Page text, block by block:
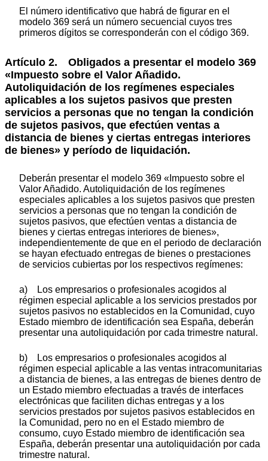
El número identificativo que habrá de figurar en el
modelo 369 será un número secuencial cuyos tres
primeros dígitos se corresponderán con el código 369.
Artículo 2. Obligados a presentar el modelo 369
«Impuesto sobre el Valor Añadido.
Autoliquidación de los regímenes especiales
aplicables a los sujetos pasivos que presten
servicios a personas que no tengan la condición
de sujetos pasivos, que efectúen ventas a
distancia de bienes y ciertas entregas interiores
de bienes» y período de liquidación.
Deberán presentar el modelo 369 «Impuesto sobre el
Valor Añadido. Autoliquidación de los regímenes
especiales aplicables a los sujetos pasivos que presten
servicios a personas que no tengan la condición de
sujetos pasivos, que efectúen ventas a distancia de
bienes y ciertas entregas interiores de bienes»,
independientemente de que en el periodo de declaración
se hayan efectuado entregas de bienes o prestaciones
de servicios cubiertas por los respectivos regímenes:
a) Los empresarios o profesionales acogidos al
régimen especial aplicable a los servicios prestados por
sujetos pasivos no establecidos en la Comunidad, cuyo
Estado miembro de identificación sea España, deberán
presentar una autoliquidación por cada trimestre natural.
b) Los empresarios o profesionales acogidos al
régimen especial aplicable a las ventas intracomunitarias
a distancia de bienes, a las entregas de bienes dentro de
un Estado miembro efectuadas a través de interfaces
electrónicas que faciliten dichas entregas y a los
servicios prestados por sujetos pasivos establecidos en
la Comunidad, pero no en el Estado miembro de
consumo, cuyo Estado miembro de identificación sea
España, deberán presentar una autoliquidación por cada
trimestre natural.